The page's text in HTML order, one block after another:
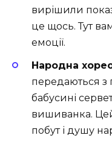
вирішили
це щось. Тут
емоції.
Народна
передаються з
бабусині
вишиванка.
побут і душу